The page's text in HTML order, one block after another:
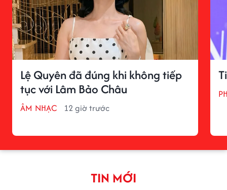
Lệ Quyên đã đúng khi không tiếp
tục với Lâm Bảo Châu
ÂM NHẠC 12 giờ trước
TIN MỚI